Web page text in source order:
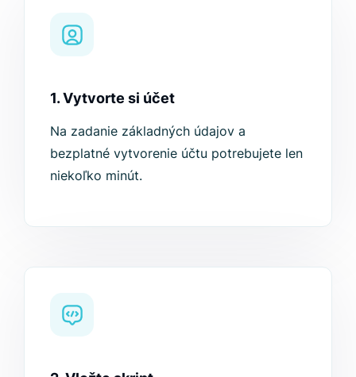
1. Vytvorte si účet
Na zadanie základných údajov a
bezplatné vytvorenie účtu potrebujete len
niekoľko minút.